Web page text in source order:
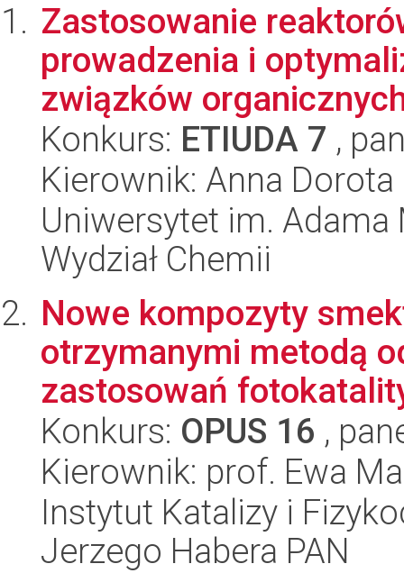
Zastosowanie
prowadzenia i
związków
Konkurs: ETIUDA 7 ,
Kierownik: Anna
Uniwersytet im.
Wydział Chemii
Nowe kompozyty
otrzymanymi metodą
zastosowań
Konkurs: OPUS 16 ,
Kierownik: prof. Ewa
Instytut Katalizy i
Jerzego Habera PAN